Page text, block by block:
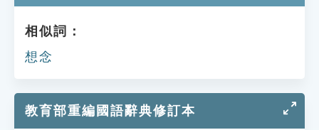
相似詞：
想念
教育部重編國語辭典修訂本